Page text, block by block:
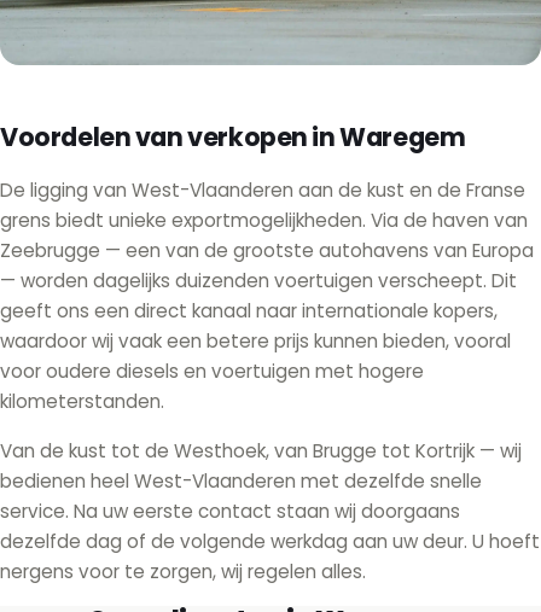
Voordelen van verkopen in Waregem
De ligging van West-Vlaanderen aan de kust en de Franse
grens biedt unieke exportmogelijkheden. Via de haven van
Zeebrugge — een van de grootste autohavens van Europa
— worden dagelijks duizenden voertuigen verscheept. Dit
geeft ons een direct kanaal naar internationale kopers,
waardoor wij vaak een betere prijs kunnen bieden, vooral
voor oudere diesels en voertuigen met hogere
kilometerstanden.
Van de kust tot de Westhoek, van Brugge tot Kortrijk — wij
bedienen heel West-Vlaanderen met dezelfde snelle
service. Na uw eerste contact staan wij doorgaans
dezelfde dag of de volgende werkdag aan uw deur. U hoeft
nergens voor te zorgen, wij regelen alles.